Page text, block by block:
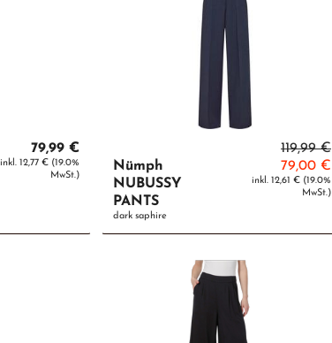
79,99 €
inkl. 12,77 € (19.0%
MwSt.)
119,99 €
Nümph
NUBUSSY
PANTS
dark saphire
79,00 €
inkl. 12,61 € (19.0%
MwSt.)